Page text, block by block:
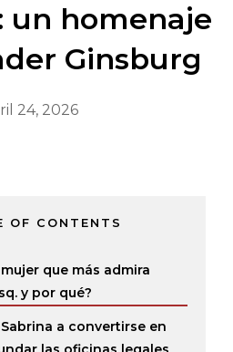
un homenaje
Ginsburg
24, 2026
OF CONTENTS
que más admira
y por qué?
Sabrina a convertirse en